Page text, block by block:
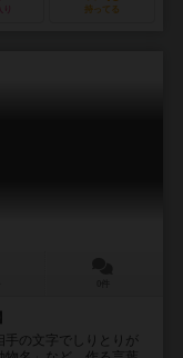
持ってる
の文字でしりとりが